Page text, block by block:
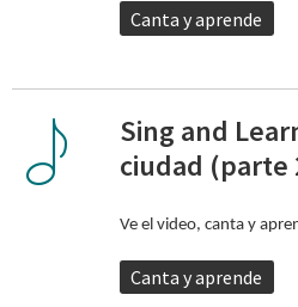
Canta y aprende
Sing and
ciudad (parte
Ve el video, canta y
Canta y aprende